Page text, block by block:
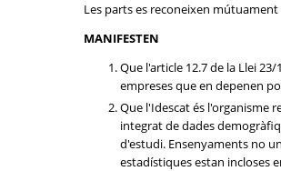
Les parts es reconeixen
MANIFESTEN
Que l'article 12.7 de la Llei
empreses que en depenen
Que l'Idescat és l'organisme
integrat de dades
d'estudi. Ensenyaments no
estadístiques estan incloses